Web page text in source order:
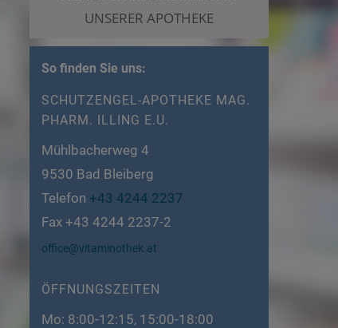
UNSERER APOTHEKE
So finden Sie uns:
SCHUTZENGEL-APOTHEKE MAG.
PHARM. ILLING E.U.
Mühlbacherweg 4
9530 Bad Bleiberg
Telefon +43 4244 2237
Fax +43 4244 2237-2
office@vitaminothek.at
ÖFFNUNGSZEITEN
Mo: 8:00-12:15, 15:00-18:00